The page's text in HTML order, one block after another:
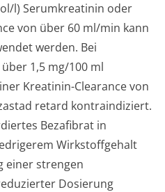
l) Serumkreatinin oder
von über 60 ml/min kann
werden. Bei
1,5 mg/100 ml
Kreatinin-Clearance von
retard kontraindiziert.
Bezafibrat in
Wirkstoffgehalt
einer strengen
Dosierung